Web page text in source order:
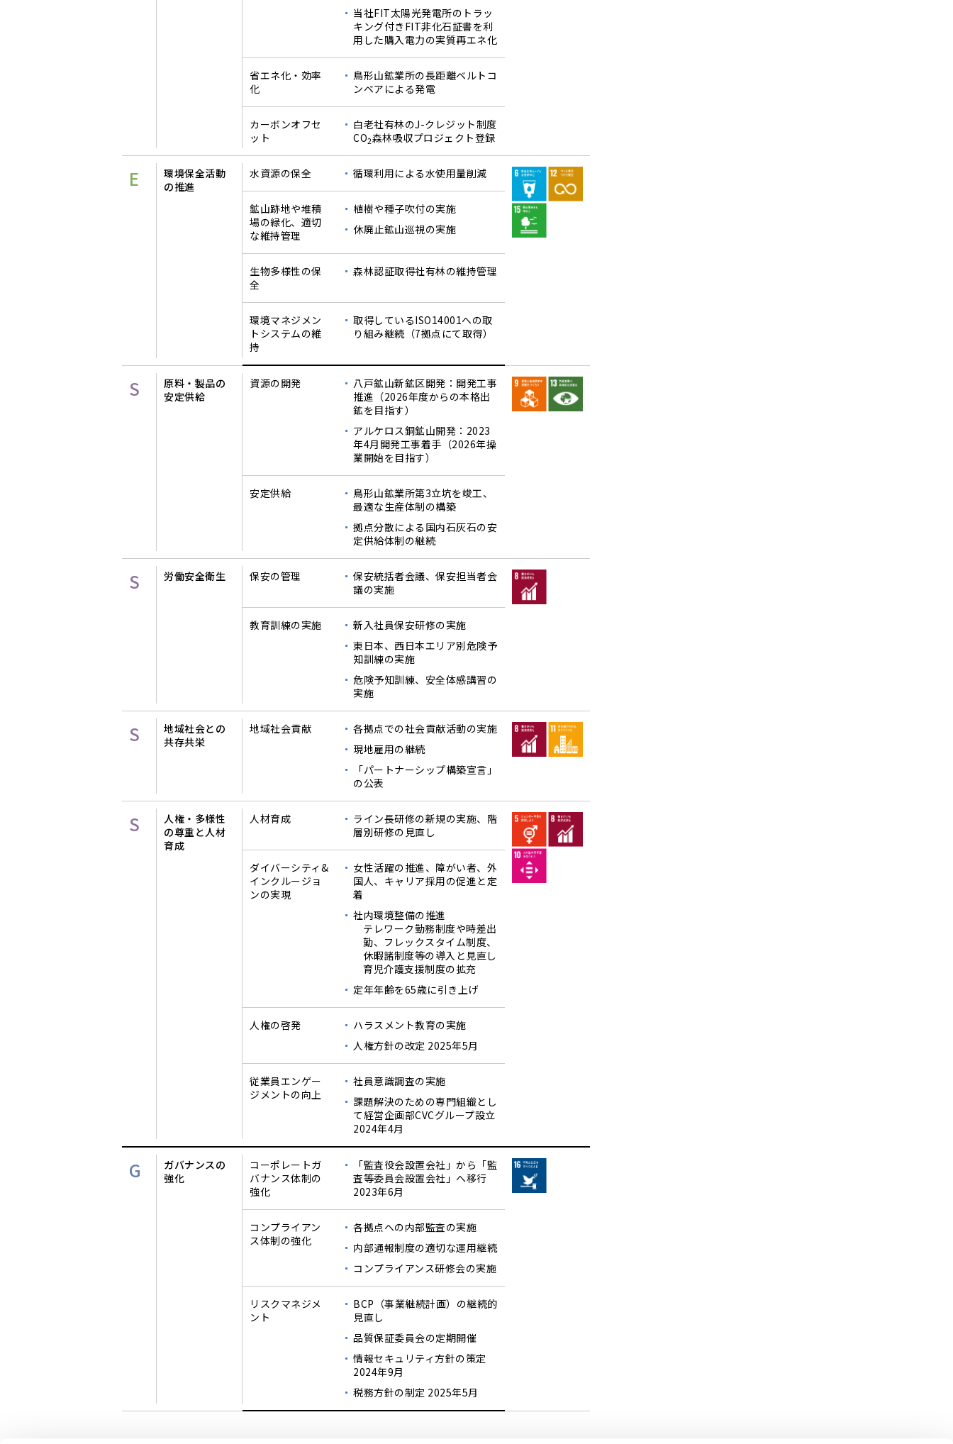
当社FIT太陽光発電所のトラッ
キング付きFIT非化石証書を利
用した購入電力の実質再エネ化
省エネ化・効率
化
鳥形山鉱業所の長距離ベルトコ
ンベアによる発電
カーボンオフセ
ット
白老社有林のJ-クレジット制度
CO2森林吸収プロジェクト登録
E
環境保全活動
の推進
水資源の保全 循環利用による水使用量削減
鉱山跡地や堆積
場の緑化、適切
な維持管理
植樹や種子吹付の実施
休廃止鉱山巡視の実施
生物多様性の保
全
森林認証取得社有林の維持管理
環境マネジメン
トシステムの維
持
取得しているISO14001への取
り組み継続（7拠点にて取得）
S
原料・製品の
安定供給
資源の開発
八戸鉱山新鉱区開発：開発工事
推進（2026年度からの本格出
鉱を目指す）
アルケロス銅鉱山開発：2023
年4月開発工事着手（2026年操
業開始を目指す）
安定供給
鳥形山鉱業所第3立坑を竣工、
最適な生産体制の構築
拠点分散による国内石灰石の安
定供給体制の継続
S 労働安全衛生 保安の管理
保安統括者会議、保安担当者会
議の実施
教育訓練の実施
新入社員保安研修の実施
東日本、西日本エリア別危険予
知訓練の実施
危険予知訓練、安全体感講習の
実施
S
地域社会との
共存共栄
地域社会貢献
各拠点での社会貢献活動の実施
現地雇用の継続
「パートナーシップ構築宣言」
の公表
S
人権・多様性
の尊重と人材
育成
人材育成
ライン長研修の新規の実施、階
層別研修の見直し
ダイバーシティ&
インクルージョ
ンの実現
女性活躍の推進、障がい者、外
国人、キャリア採用の促進と定
着
社内環境整備の推進
テレワーク勤務制度や時差出
勤、フレックスタイム制度、
休暇諸制度等の導入と見直し
育児介護支援制度の拡充
定年年齢を65歳に引き上げ
人権の啓発
ハラスメント教育の実施
人権方針の改定 2025年5月
従業員エンゲー
ジメントの向上
社員意識調査の実施
課題解決のための専門組織とし
て経営企画部CVCグループ設立
2024年4月
G
ガバナンスの
強化
コーポレートガ
バナンス体制の
強化
「監査役会設置会社」から「監
査等委員会設置会社」へ移行
2023年6月
コンプライアン
ス体制の強化
各拠点への内部監査の実施
内部通報制度の適切な運用継続
コンプライアンス研修会の実施
リスクマネジメ
ント
BCP（事業継続計画）の継続的
見直し
品質保証委員会の定期開催
情報セキュリティ方針の策定
2024年9月
税務方針の制定 2025年5月